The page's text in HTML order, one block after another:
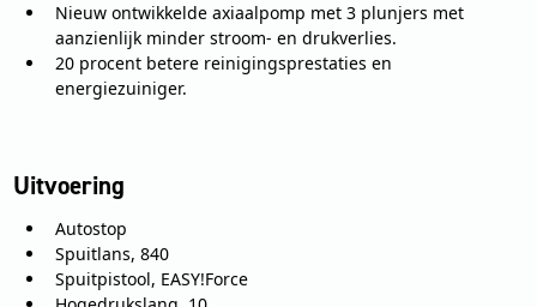
Nieuw ontwikkelde axiaalpomp met 3 plunjers met
aanzienlijk minder stroom- en drukverlies.
20 procent betere reinigingsprestaties en
energiezuiniger.
Uitvoering
Autostop
Spuitlans, 840
Spuitpistool, EASY!Force